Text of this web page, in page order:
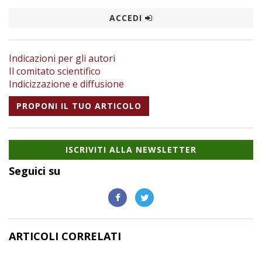
ACCEDI
Indicazioni per gli autori
Il comitato scientifico
Indicizzazione e diffusione
PROPONI IL TUO ARTICOLO
ISCRIVITI ALLA NEWSLETTER
Seguici su
ARTICOLI CORRELATI